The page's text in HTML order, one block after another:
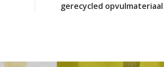
gerecycled opvulmateriaal